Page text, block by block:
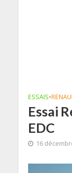
ESSAIS•
Essai
EDC
16